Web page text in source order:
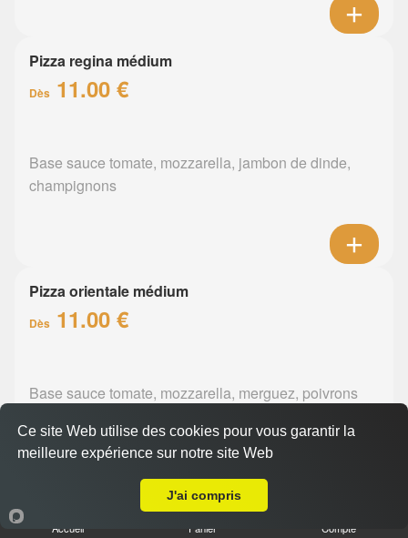
Pizza regina médium
Dès 11.00 €
Base sauce tomate, mozzarella, jambon de dinde,
champignons
Pizza orientale médium
Dès 11.00 €
Base sauce tomate, mozzarella, merguez, poivrons
Accueil Panier Compte
Ce site Web utilise des cookies pour vous garantir la
meilleure expérience sur notre site Web
J'ai compris